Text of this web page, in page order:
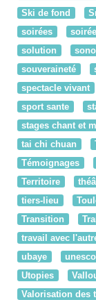
Ski de fond
soirées
solution
souveraineté
spectacle vivant
sport sante
stages chant et
tai chi chuan
Témoignages
Territoire
tiers-lieu
Transition
travail avec
ubaye
unesco
Utopies
Valorisation des